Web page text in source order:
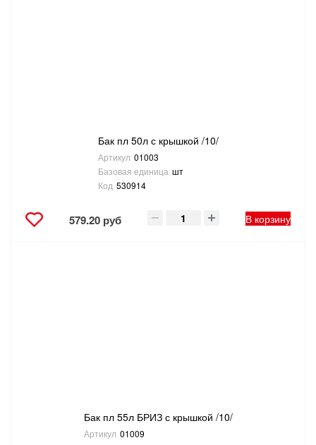
Бак пл 50л с крышкой /10/
Артикул 01003
Базовая единица шт
Код 530914
579.20 руб В корзину
Бак пл 55л БРИЗ с крышкой /10/
Артикул 01009